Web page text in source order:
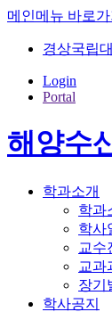
메인메뉴 바로가
경상국립
Login
Portal
해양수
학과소개
학과
학사
교수
교과
장기
학사공지